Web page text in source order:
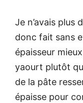
Je n’avais plus
donc fait sans
épaisseur
yaourt plutôt
de la pâte
épaisse pour